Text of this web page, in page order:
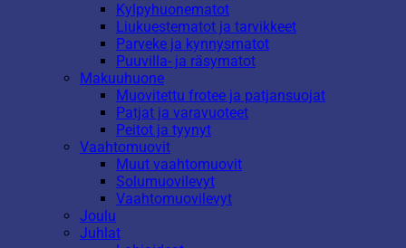
Kylpyhuonematot
Liukuestematot ja tarvikkeet
Parveke ja kynnysmatot
Puuvilla- ja räsymatot
Makuuhuone
Muovitettu frotee ja patjansuojat
Patjat ja varavuoteet
Peitot ja tyynyt
Vaahtomuovit
Muut vaahtomuovit
Solumuovilevyt
Vaahtomuovilevyt
Joulu
Juhlat